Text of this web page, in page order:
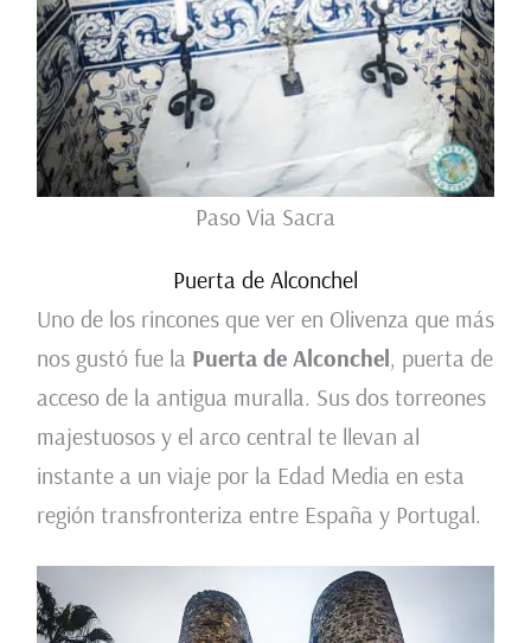
Paso Via Sacra
Puerta de Alconchel
Uno de los rincones que ver en Olivenza que más
nos gustó fue la Puerta de Alconchel, puerta de
acceso de la antigua muralla. Sus dos torreones
majestuosos y el arco central te llevan al
instante a un viaje por la Edad Media en esta
región transfronteriza entre España y Portugal.